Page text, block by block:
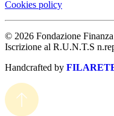
Cookies policy
© 2026 Fondazione
Iscrizione al R.U.N.T.S
Handcrafted by